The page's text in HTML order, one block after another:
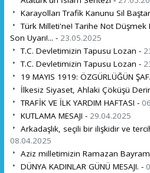
Karayolları Trafik Kanunu Sil
Türk Milleti'ne! Tarihe Not Düşmek
Son Uyarı!... - 23.05.2025
T.C. Devletimizin Tapusu Lozan -
T.C. Devletimizin Tapusu Lozan -
19 MAYIS 1919: ÖZGÜRLÜĞÜN
İlkesiz Siyaset, Ahlaki Çöküşü
TRAFİK VE İLK YARDIM HAFTASI -
KUTLAMA MESAJI - 29.04.2025
Arkadaşlık, seçili bir ilişkidir ve
08.04.2025
Aziz milletimizin Ramazan
DÜNYA KADINLAR GÜNÜ MESAJI. -